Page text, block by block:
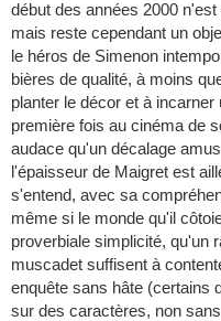
début des années 2000
mais reste cependant un
le héros de Simenon
bières de qualité, à moins
planter le décor et à
première fois au cinéma de
audace qu'un décalage
l'épaisseur de Maigret est
s'entend, avec sa
même si le monde qu'il
proverbiale simplicité, qu'un
muscadet suffisent à
enquête sans hâte (certains
sur des caractères, non